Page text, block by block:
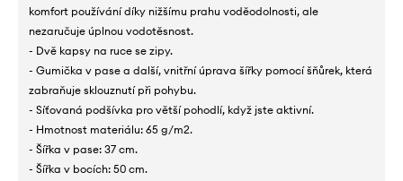
komfort používání díky nižšímu prahu voděodolnosti, ale
nezaručuje úplnou vodotěsnost.
- Dvě kapsy na ruce se zipy.
- Gumička v pase a další, vnitřní úprava šířky pomocí šňůrek, která
zabraňuje sklouznutí při pohybu.
- Síťovaná podšívka pro větší pohodlí, když jste aktivní.
- Hmotnost materiálu: 65 g/m2.
- Šířka v pase: 37 cm.
- Šířka v bocích: 50 cm.